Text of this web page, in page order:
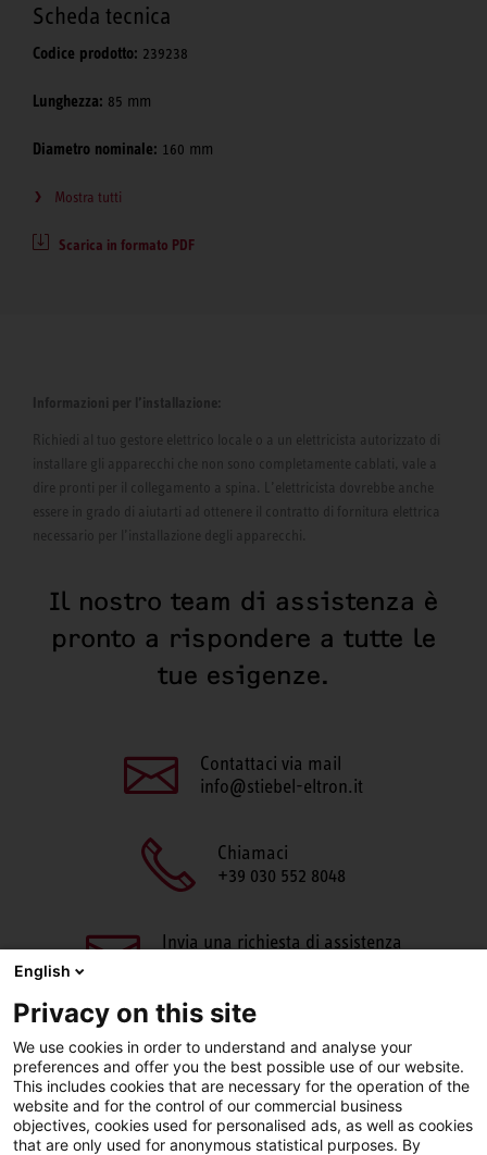
Scheda tecnica
Codice prodotto: 239238
Lunghezza: 85 mm
Diametro nominale: 160 mm
Mostra tutti
Scarica in formato PDF
Informazioni per l’installazione:
Richiedi al tuo gestore elettrico locale o a un elettricista autorizzato di
installare gli apparecchi che non sono completamente cablati, vale a
dire pronti per il collegamento a spina. L’elettricista dovrebbe anche
essere in grado di aiutarti ad ottenere il contratto di fornitura elettrica
necessario per l’installazione degli apparecchi.
Il nostro team di assistenza è
pronto a rispondere a tutte le
tue esigenze.
Contattaci via mail
info@stiebel-eltron.it
Chiamaci
+39 030 552 8048
Invia una richiesta di assistenza
Facebook LinkedIn Instagram
English
Privacy on this site
We use cookies in order to understand and analyse your
preferences and offer you the best possible use of our website.
This includes cookies that are necessary for the operation of the
website and for the control of our commercial business
objectives, cookies used for personalised ads, as well as cookies
that are only used for anonymous statistical purposes. By